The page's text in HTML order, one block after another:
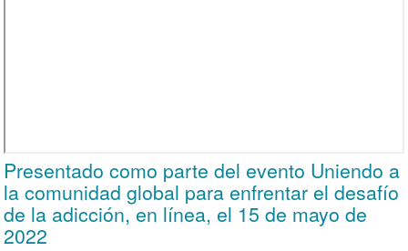
Presentado como parte del evento Uniendo a
la comunidad global para enfrentar el desafío
de la adicción, en línea, el 15 de mayo de
2022